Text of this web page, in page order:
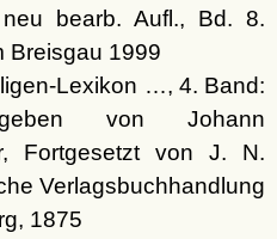
bearb. Aufl., Bd. 8.
Breisgau 1999
Lexikon …, 4. Band:
von Johann
Fortgesetzt von J. N.
Verlagsbuchhandlung
1875